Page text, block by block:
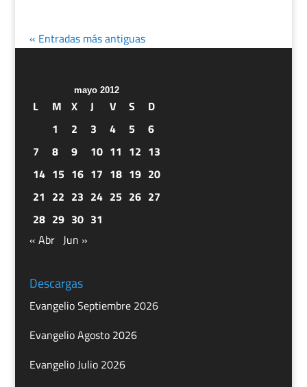
« Entradas más antiguas
mayo 2012
L M X J V S
D
1
2 3 4 5
6
7
8 9 10 11 12 13
14 15 16 17 18 19 20
21 22 23 24 25 26 27
28 29 30 31
« Abr Jun »
Descargas
Evangelio Septiembre 2026
Evangelio Agosto 2026
Evangelio Julio 2026